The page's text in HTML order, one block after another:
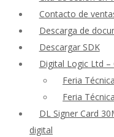
Contacto de
Descarga de
Descargar SDK
Digital Logic Ltd
Feria
Feria
DL Signer Card
digital